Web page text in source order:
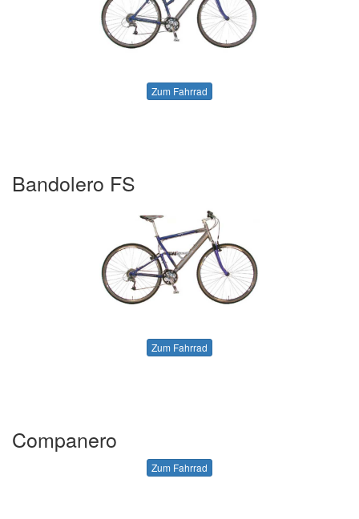
Zum Fahrrad
Bandolero FS
Zum Fahrrad
Companero
Zum Fahrrad